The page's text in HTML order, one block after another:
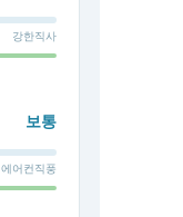
강한직사
보통
에어컨직풍